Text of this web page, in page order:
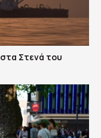
Στενά του